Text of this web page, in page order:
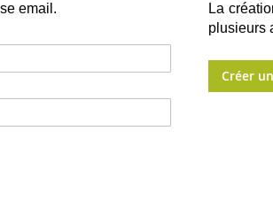
email.
La
plusieurs
Créer